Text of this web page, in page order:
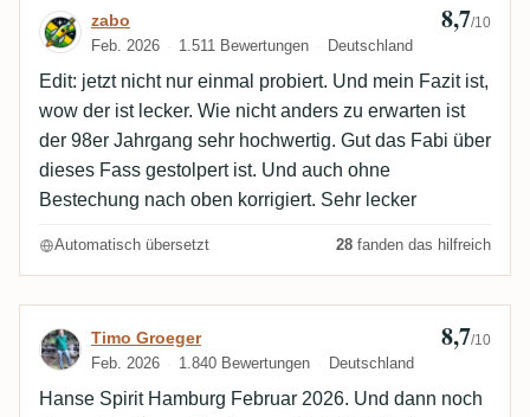
Bewertung von zabo
zabo
Feb. 2026 1.511 Bewertungen Deutschland
8,7/10
Edit: jetzt nicht nur einmal probiert. Und mein Fazit ist,
wow der ist lecker. Wie nicht anders zu erwarten ist
der 98er Jahrgang sehr hochwertig. Gut das Fabi über
dieses Fass gestolpert ist. Und auch ohne
Bestechung nach oben korrigiert. Sehr lecker
Automatisch übersetzt 28 fanden das hilfreich
Bewertung von Timo Groeger
Timo Groeger
Feb. 2026 1.840 Bewertungen Deutschland
8,7/10
Hanse Spirit Hamburg Februar 2026. Und dann noch